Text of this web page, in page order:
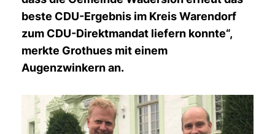
beste CDU-Ergebnis im Kreis Warendorf
zum CDU-Direktmandat liefern konnte“,
merkte Grothues mit einem
Augenzwinkern an.